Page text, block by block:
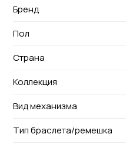
Бренд
Пол
Страна
Коллекция
Вид механизма
Тип браслета/ремешка